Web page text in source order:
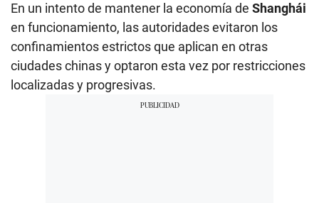
En un intento de mantener la economía de Shanghái
en funcionamiento, las autoridades evitaron los
confinamientos estrictos que aplican en otras
ciudades chinas y optaron esta vez por restricciones
localizadas y progresivas.